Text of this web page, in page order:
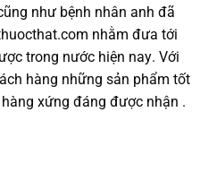
như bệnh nhân anh đã
nhằm đưa tới
trong nước hiện nay. Với
hàng những sản phẩm tốt
xứng đáng được nhận .